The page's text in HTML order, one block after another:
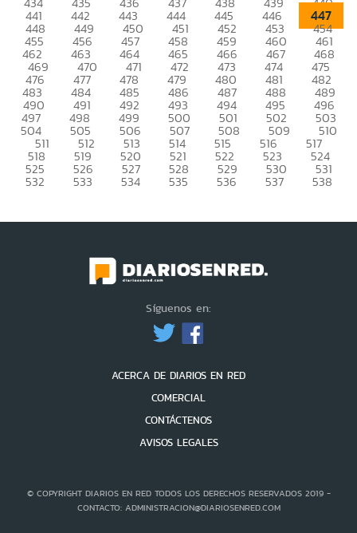
441 442 443 444 445 446 447
448 449 450 451 452 453 454
455 456 457 458 459 460 461
462 463 464 465 466 467 468
469 470 471 472 473 474 475
476 477 478 479 480 481 482
483 484 485 486 487 488 489
490 491 492 493 494 495 496
497 498 499 500 501 502 503
504 505 506 507 508 509 510
511 512 513 514 515 516 517
518 519 520 521 522 523 524
525 526 527 528 529 530 531
532 533 534 535 536 537 538
Síguenos en:
ACERCA DE DIARIOS EN RED
COMERCIAL
CONTÁCTENOS
AVISOS LEGALES
© COPYRIGHT DIARIOS EN RED TODOS LOS DERECHOS RESERVADOS 2019 -
CONTACTO: ADMINISTRACION@DIARIOSENRED.COM